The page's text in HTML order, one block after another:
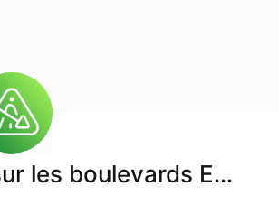
les boulevards E…